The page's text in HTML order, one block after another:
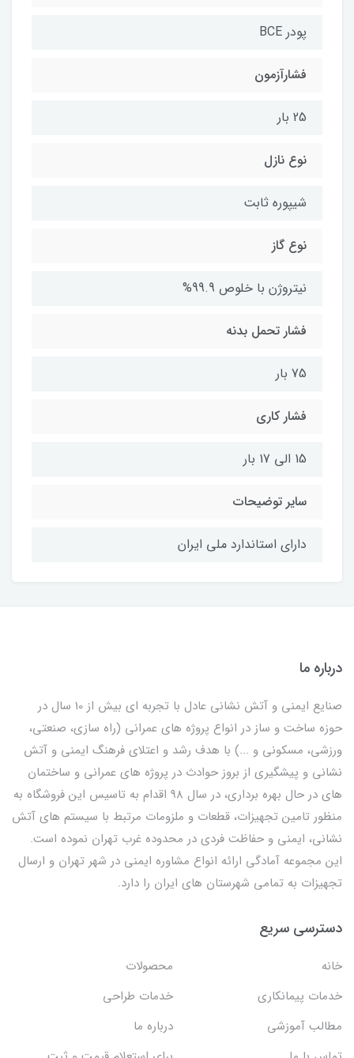
پودر BCE
فشارآزمون
25 بار
نوع نازل
شیپوره ثابت
نوع گاز
نیتروژن با خلوص 99.9%
فشار تحمل بدنه
75 بار
فشار کاری
15 الی 17 بار
سایر توضیحات
دارای استاندارد ملی ایران
درباره ما
صنایع ایمنی و آتش نشانی عادل با تجربه ای بیش از 10 سال در
حوزه ساخت و ساز در انواع پروژه های عمرانی (راه سازی، صنعتی،
ورزشی، مسکونی و ...) با هدف رشد و اعتلای فرهنگ ایمنی و آتش
نشانی و پیشگیری از بروز حوادث در پروژه های عمرانی و ساختمان
های در حال بهره برداری، در سال 98 اقدام به تاسیس این فروشگاه به
منظور تامین تجهیزات، قطعات و ملزومات مرتبط با سیستم های آتش
نشانی، ایمنی و حفاظت فردی در محدوده غرب تهران نموده است.
این مجموعه آمادگی ارائه انواع مشاوره ایمنی در شهر تهران و ارسال
تجهیزات به تمامی شهرستان های ایران را دارد.
دسترسی سریع
خانه
محصولات
خدمات پیمانکاری
خدمات طراحی
مطالب آموزشی
درباره ما